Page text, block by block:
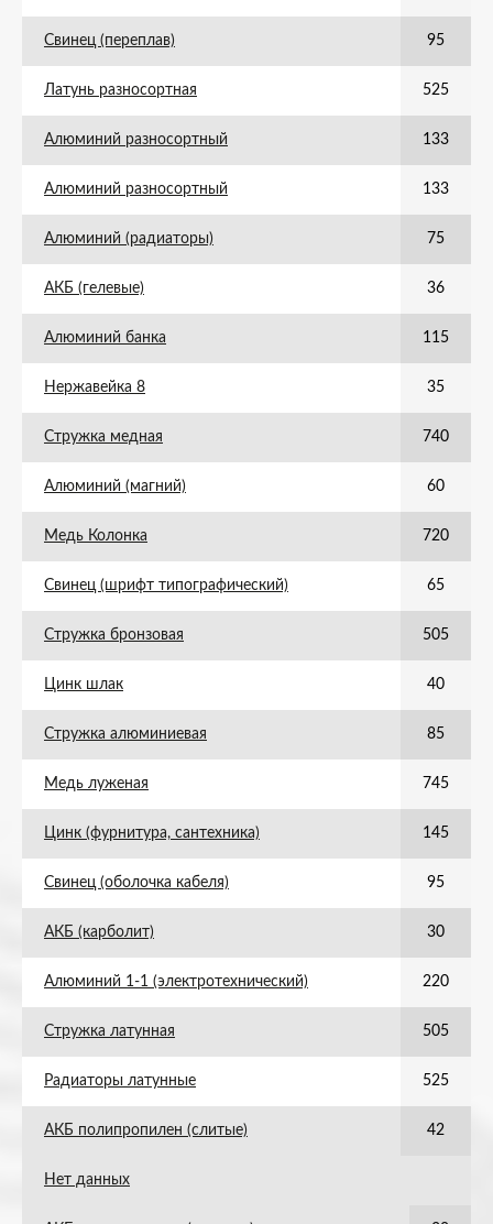
Свинец (переплав) 95
Латунь разносортная 525
Алюминий разносортный 133
Алюминий разносортный 133
Алюминий (радиаторы) 75
АКБ (гелевые) 36
Алюминий банка 115
Нержавейка 8 35
Стружка медная 740
Алюминий (магний) 60
Медь Колонка 720
Свинец (шрифт типографический) 65
Стружка бронзовая 505
Цинк шлак 40
Стружка алюминиевая 85
Медь луженая 745
Цинк (фурнитура, сантехника) 145
Свинец (оболочка кабеля) 95
АКБ (карболит) 30
Алюминий 1-1 (электротехнический) 220
Стружка латунная 505
Радиаторы латунные 525
АКБ полипропилен (слитые) 42
Нет данных